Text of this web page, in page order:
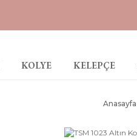
KOLYE KELEPÇE
Anasayfa